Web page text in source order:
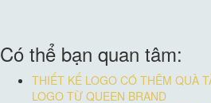
Có thể bạn quan tâm:
THIẾT KẾ LOGO CÓ THÊM QUÀ
LOGO TỪ QUEEN BRAND